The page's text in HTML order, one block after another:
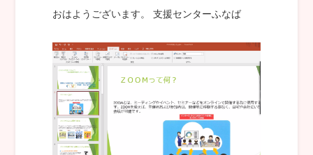
おはようございます。 支援センターふなば